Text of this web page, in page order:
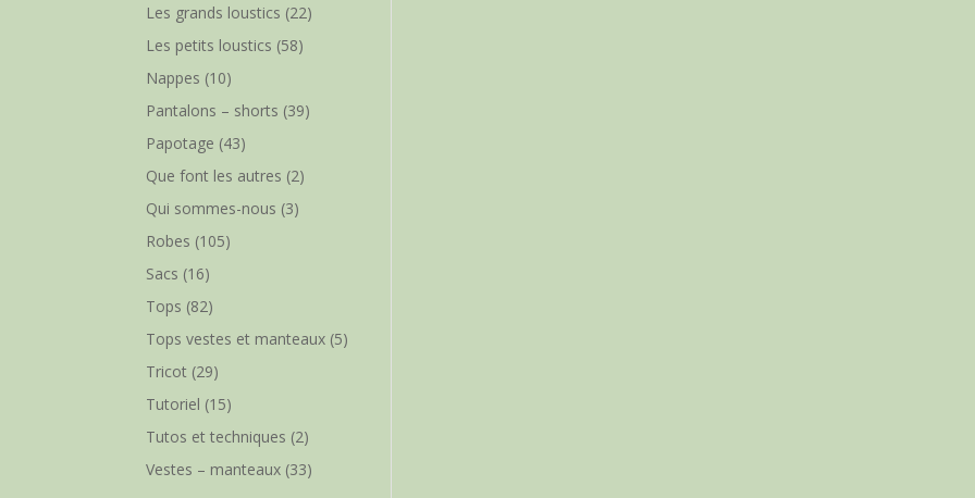
Les grands loustics (22)
Les petits loustics (58)
Nappes (10)
Pantalons – shorts (39)
Papotage (43)
Que font les autres (2)
Qui sommes-nous (3)
Robes (105)
Sacs (16)
Tops (82)
Tops vestes et manteaux (5)
Tricot (29)
Tutoriel (15)
Tutos et techniques (2)
Vestes – manteaux (33)